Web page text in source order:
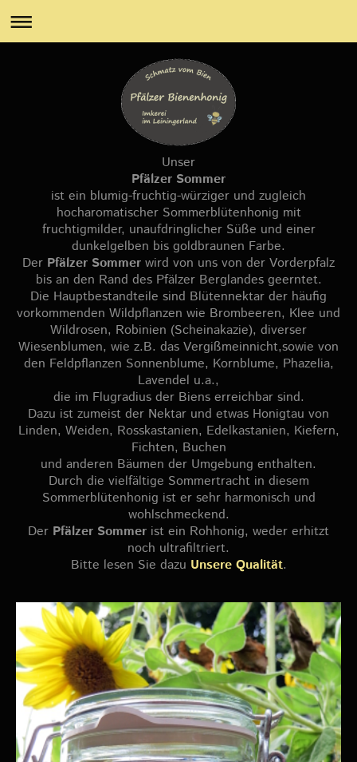
Unser
Pfälzer Sommer
ist ein blumig-fruchtig-würziger und zugleich
hocharomatischer Sommerblütenhonig mit
fruchtigmilder, unaufdringlicher Süße und einer
dunkelgelben bis goldbraunen Farbe.
Der Pfälzer Sommer wird von uns von der Vorderpfalz
bis an den Rand des Pfälzer Berglandes geerntet.
Die Hauptbestandteile sind Blütennektar der häufig
vorkommenden Wildpflanzen wie Brombeeren, Klee und
Wildrosen, Robinien (Scheinakazie), diverser
Wiesenblumen, wie z.B. das Vergißmeinnicht,sowie von
den Feldpflanzen Sonnenblume, Kornblume, Phazelia,
Lavendel u.a.,
die im Flugradius der Biens erreichbar sind.
Dazu ist zumeist der Nektar und etwas Honigtau von
Linden, Weiden, Rosskastanien, Edelkastanien, Kiefern,
Fichten, Buchen
und anderen Bäumen der Umgebung enthalten.
Durch die vielfältige Sommertracht in diesem
Sommerblütenhonig ist er sehr harmonisch und
wohlschmeckend.
Der Pfälzer Sommer ist ein Rohhonig, weder erhitzt
noch ultrafiltriert.
Bitte lesen Sie dazu Unsere Qualität.